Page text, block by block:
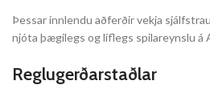
Þessar innlendu aðferðir vekja
njóta þægilegs og líflegs spilareynslu á
Reglugerðarstaðlar